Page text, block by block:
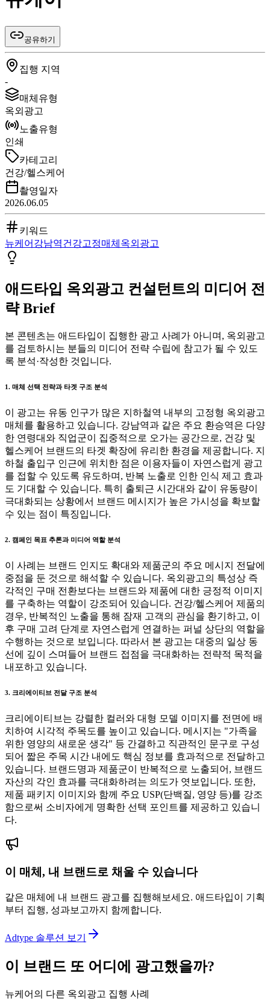
공유하기
집행 지역
-
매체유형
옥외광고
노출유형
인쇄
카테고리
건강/헬스케어
촬영일자
2026.06.05
키워드
뉴케어 강남역건강고정매체 옥외광고
애드타입 옥외광고 컨설턴트의 미디어 전
략 Brief
본 콘텐츠는 애드타입이 집행한 광고 사례가 아니며, 옥외광고
를 검토하시는 분들의 미디어 전략 수립에 참고가 될 수 있도
록 분석·작성한 것입니다.
1. 매체 선택 전략과 타겟 구조 분석
이 광고는 유동 인구가 많은 지하철역 내부의 고정형 옥외광고
매체를 활용하고 있습니다. 강남역과 같은 주요 환승역은 다양
한 연령대와 직업군이 집중적으로 오가는 공간으로, 건강 및
헬스케어 브랜드의 타겟 확장에 유리한 환경을 제공합니다. 지
하철 출입구 인근에 위치한 점은 이용자들이 자연스럽게 광고
를 접할 수 있도록 유도하며, 반복 노출로 인한 인식 제고 효과
도 기대할 수 있습니다. 특히 출퇴근 시간대와 같이 유동량이
극대화되는 상황에서 브랜드 메시지가 높은 가시성을 확보할
수 있는 점이 특징입니다.
2. 캠페인 목표 추론과 미디어 역할 분석
이 사례는 브랜드 인지도 확대와 제품군의 주요 메시지 전달에
중점을 둔 것으로 해석할 수 있습니다. 옥외광고의 특성상 즉
각적인 구매 전환보다는 브랜드와 제품에 대한 긍정적 이미지
를 구축하는 역할이 강조되어 있습니다. 건강/헬스케어 제품의
경우, 반복적인 노출을 통해 잠재 고객의 관심을 환기하고, 이
후 구매 고려 단계로 자연스럽게 연결하는 퍼널 상단의 역할을
수행하는 것으로 보입니다. 따라서 본 광고는 대중의 일상 동
선에 깊이 스며들어 브랜드 접점을 극대화하는 전략적 목적을
내포하고 있습니다.
3. 크리에이티브 전달 구조 분석
크리에이티브는 강렬한 컬러와 대형 모델 이미지를 전면에 배
치하여 시각적 주목도를 높이고 있습니다. 메시지는 "가족을
위한 영양의 새로운 생각" 등 간결하고 직관적인 문구로 구성
되어 짧은 주목 시간 내에도 핵심 정보를 효과적으로 전달하고
있습니다. 브랜드명과 제품군이 반복적으로 노출되어, 브랜드
자산의 각인 효과를 극대화하려는 의도가 엿보입니다. 또한,
제품 패키지 이미지와 함께 주요 USP(단백질, 영양 등)를 강조
함으로써 소비자에게 명확한 선택 포인트를 제공하고 있습니
다.
이 매체, 내 브랜드로 채울 수 있습니다
같은 매체에 내 브랜드 광고를 집행해보세요. 애드타입이 기획
부터 집행, 성과보고까지 함께합니다.
Adtype 솔루션 보기
이 브랜드 또 어디에 광고했을까?
뉴케어의 다른 옥외광고 집행 사례